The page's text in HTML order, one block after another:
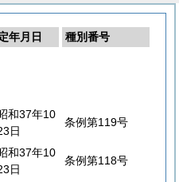
年月日
種別番号
和37年10
日
条例第119号
和37年10
日
条例第118号